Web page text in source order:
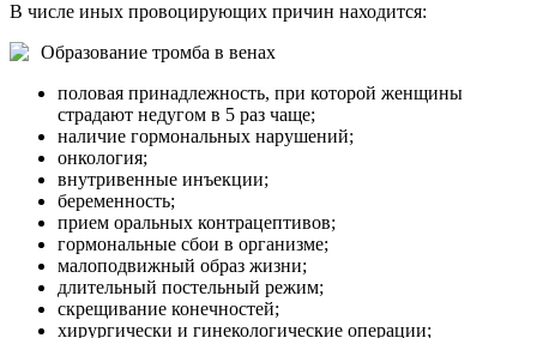
В числе иных провоцирующих причин находится:
Образование тромба в венах
половая принадлежность, при которой женщины
страдают недугом в 5 раз чаще;
наличие гормональных нарушений;
онкология;
внутривенные инъекции;
беременность;
прием оральных контрацептивов;
гормональные сбои в организме;
малоподвижный образ жизни;
длительный постельный режим;
скрещивание конечностей;
хирургически и гинекологические операции;